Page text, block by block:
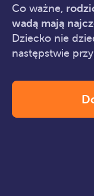
Co ważne,
wadą mają
Dziecko nie
następstwie